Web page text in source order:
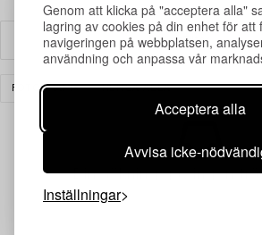
Genom att klicka på "acceptera alla"
lagring av cookies på din enhet för att
navigeringen på webbplatsen,
användning och anpassa vår
Acceptera alla
Avvisa icke-
Inställningar
Filter
FOTOGRAFI RENSA ALLA
Din sökning gav ingen